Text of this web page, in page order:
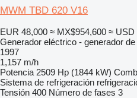
MWM TBD 620 V16
EUR 48,000 ≈ MX$954,600 ≈ USD
Generador eléctrico - generador
1997
1,157 m/h
Potencia 2509 Hp (1844 kW)
Sistema de refrigeración
Tensión 400 Número de fases 3